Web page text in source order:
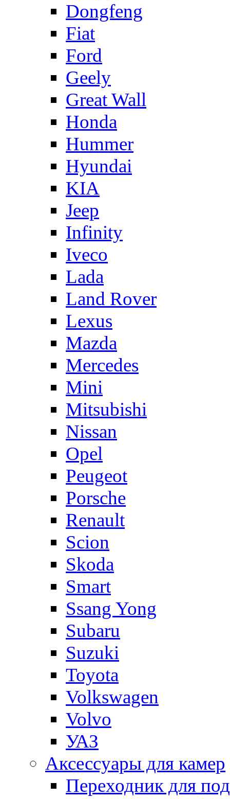
Dongfeng
Fiat
Ford
Geely
Great Wall
Honda
Hummer
Hyundai
KIA
Jeep
Infinity
Iveco
Lada
Land Rover
Lexus
Mazda
Mercedes
Mini
Mitsubishi
Nissan
Opel
Peugeot
Porsche
Renault
Scion
Skoda
Smart
Ssang Yong
Subaru
Suzuki
Toyota
Volkswagen
Volvo
УАЗ
Аксессуары для камер
Переходник для